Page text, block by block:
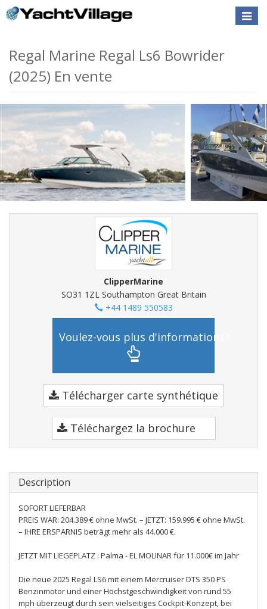
Toggle
Regal Marine Regal Ls6 Bowrider
(2025) En vente
ClipperMarine
SO31 1ZL Southampton Great Britain
+44 1489 550583
Voulez-vous plus d'informations?
Télécharger carte synthétique
Téléchargez la brochure
Description
SOFORT LIEFERBAR
PREIS WAR: 204.389 € ohne MwSt. – JETZT: 159.995 € ohne MwSt.
– IHRE ERSPARNIS beträgt mehr als 44.000 €.
JETZT MIT LIEGEPLATZ : Palma - EL MOLINAR für 11.000€ im Jahr
Die neue 2025 Regal LS6 mit einem Mercruiser DTS 350 PS
Benzinmotor und einer Höchstgeschwindigkeit von rund 55
mph überzeugt durch sein vielseitiges Cockpit-Konzept, bei